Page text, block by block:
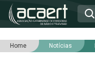
HOME
Home Notícias